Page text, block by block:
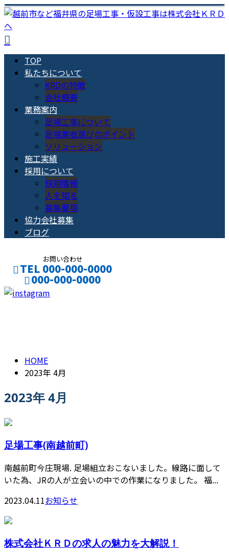
TOP
私たちについて
KRDの特徴
会社概要
業務案内
足場工事について
足場業者選びのポイント
ソリューション
施工実績
採用について
採用情報
人を知る
募集要項
協力会社募集
ブログ
お問い合わせ
TEL 000-000-0000
000-000-0000
HOME
2023年 4月
2023年 4月
足場工事(南越前町)
南越前町今庄現場. 足場組立おこないました。線路に面して
いた為、JRの人が立会いの中での作業になりました。 福...
2023.04.11お知らせ
株式会社ＫＲＤの求人の魅力を大解説！